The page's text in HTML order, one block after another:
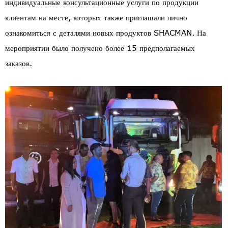
индивидуальные консультационные услуги по продукции
клиентам на месте, которых также приглашали лично
ознакомиться с деталями новых продуктов SHACMAN. На
мероприятии было получено более 15 предполагаемых
заказов.